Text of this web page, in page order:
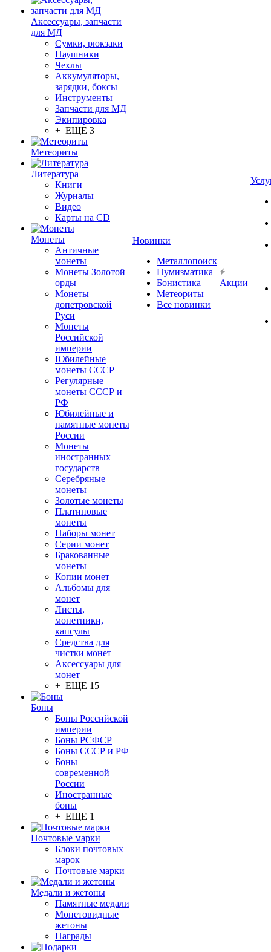
Аксессуары, запчасти
для МД
Сумки, рюкзаки
Наушники
Чехлы
Аккумуляторы,
зарядки, боксы
Инструменты
Запчасти для МД
Экипировка
+ ЕЩЕ 3
Метеориты
Литература
Книги
Журналы
Видео
Карты на CD
Монеты
Античные
монеты
Монеты Золотой
орды
Монеты
допетровской
Руси
Монеты
Российской
империи
Юбилейные
монеты СССР
Регулярные
монеты СССР и
РФ
Юбилейные и
памятные монеты
России
Монеты
иностранных
государств
Серебряные
монеты
Золотые монеты
Платиновые
монеты
Наборы монет
Серии монет
Бракованные
монеты
Копии монет
Альбомы для
монет
Листы,
монетники,
капсулы
Средства для
чистки монет
Аксессуары для
монет
+ ЕЩЕ 15
Боны
Боны Российской
империи
Боны РСФСР
Боны СССР и РФ
Боны
современной
России
Иностранные
боны
+ ЕЩЕ 1
Почтовые марки
Блоки почтовых
марок
Почтовые марки
Медали и жетоны
Памятные медали
Монетовидные
жетоны
Награды
Новинки
Металлопоиск
Нумизматика
Бонистика
Метеориты
Все новинки
Акции